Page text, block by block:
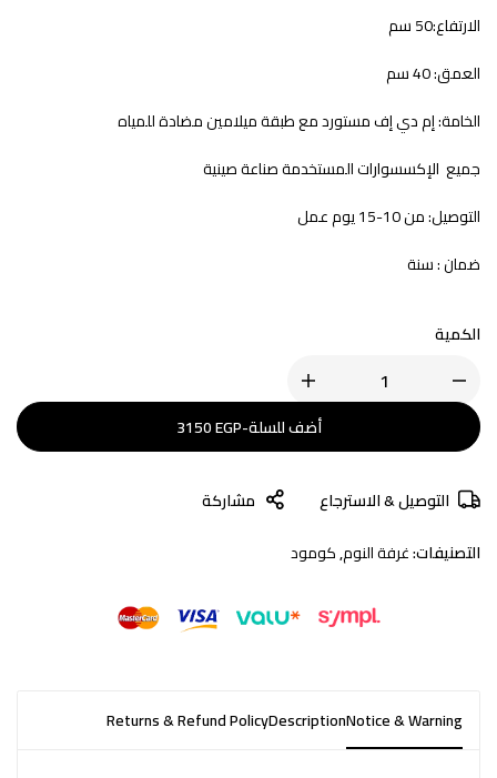
الارتفاع:50 سم
العمق: 40 سم
الخامة: إم دي إف مستورد مع طبقة ميلامين مضادة للمياه
جميع الإكسسوارات المستخدمة صناعة صينية
التوصيل: من 10-15 يوم عمل
ضمان : سنة
الكمية
أضف للسلة-
3150EGP
التوصيل & الاسترجاع
مشاركة
التصنيفات:غرفة النوم,كومود
Notice & Warning
Description
Returns & Refund Policy